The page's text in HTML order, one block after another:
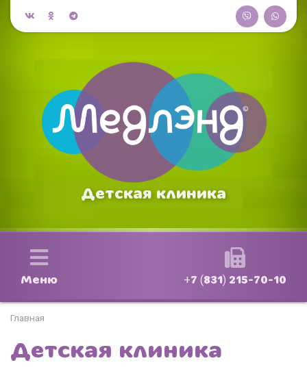
Детская клиника
Меню +7 (831) 215-70-10
Главная
Детская клиника